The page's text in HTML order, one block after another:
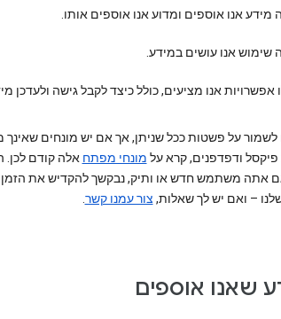
מידע אנו אוספים ומדוע אנו אוספים אותו.
שימוש אנו עושים במידע.
אפשרויות אנו מציעים, כולל כיצד לקבל גישה ולעדכן
מונחי מפתח
אם אתה משתמש חדש או ותיק, נבקשך להקדיש את
– ואם יש לך שאלות, צור עמנו קשר.
שאנו אוספים